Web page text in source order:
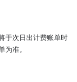
于次日出计费账单时
准。